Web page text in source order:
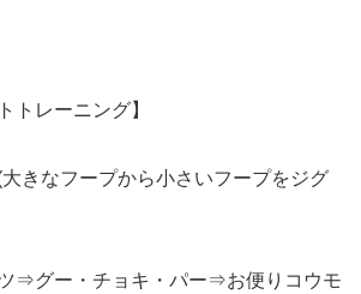
トレーニング】
きなフープから小さいフープをジグ
グー・チョキ・パー⇒お便りコウモ